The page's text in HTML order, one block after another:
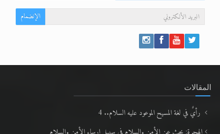
الإنضمام
المقالات
رأيٌ في لغة المسيح الموعود عليه السلام.. 4